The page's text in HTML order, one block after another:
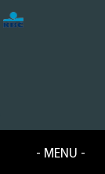
- MENU -